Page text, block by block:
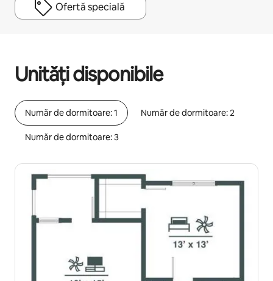
Ofertă specială
Unități disponibile
Număr de dormitoare: 1 Număr de dormitoare: 2
Număr de dormitoare: 3